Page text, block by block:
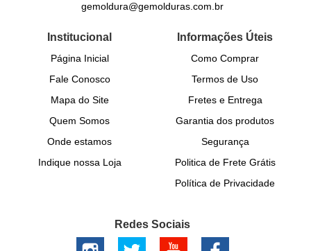
gemoldura@gemolduras.com.br
Institucional
Página Inicial
Fale Conosco
Mapa do Site
Quem Somos
Onde estamos
Indique nossa Loja
Informações Úteis
Como Comprar
Termos de Uso
Fretes e Entrega
Garantia dos produtos
Segurança
Politica de Frete Grátis
Política de Privacidade
Redes Sociais